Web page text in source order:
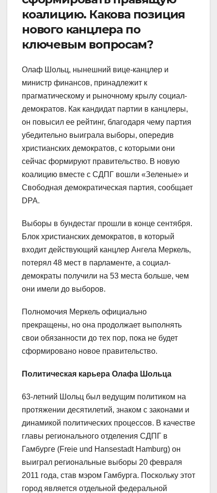
коалицию. Какова позиция
нового канцлера по
ключевым вопросам?
Олаф Шольц, нынешний вице-канцлер и
министр финансов, принадлежит к
прагматическому и рыночному крылу социал-
демократов. Как кандидат партии в канцлеры,
он повысил ее рейтинг, благодаря чему партия
убедительно выиграла выборы, опередив
христианских демократов, с которыми они
сейчас формируют правительство. В новую
коалицию вместе с СДПГ вошли «Зеленые» и
Свободная демократическая партия, сообщает
DPA.
Выборы в бундестаг прошли в конце сентября.
Блок христианских демократов, в который
входит действующий канцлер Ангела Меркель,
потерял 48 мест в парламенте, а социал-
демократы получили на 53 места больше, чем
они имели до выборов.
Полномочия Меркель официально
прекращены, но она продолжает выполнять
свои обязанности до тех пор, пока не будет
сформировано новое правительство.
Политическая карьера Олафа Шольца
63-летний Шольц был ведущим политиком на
протяжении десятилетий, знаком с законами и
динамикой политических процессов. В качестве
главы регионального отделения СДПГ в
Гамбурге (Freie und Hansestadt Hamburg) он
выиграл региональные выборы 20 февраля
2011 года, став мэром Гамбурга. Поскольку этот
город является отдельной федеральной